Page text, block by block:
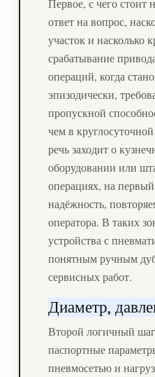
Первое, с чего стоит
ответ на вопрос,
участок и насколько
срабатывание
операций, когда
эпизодически,
пропускной
чем в
речь заходит о
оборудовании или
операциях, на
надёжность,
оператора. В таких
устройства с
понятным ручным
сервисных работ.
Диаметр,
Второй логичный
паспортные
пневмосетью и